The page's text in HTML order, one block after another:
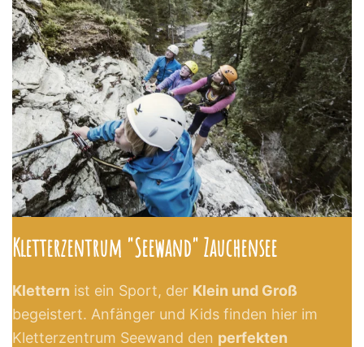
Kletterzentrum "Seewand" Zauchensee
Klettern ist ein Sport, der Klein und Groß
begeistert. Anfänger und Kids finden hier im
Kletterzentrum Seewand den perfekten